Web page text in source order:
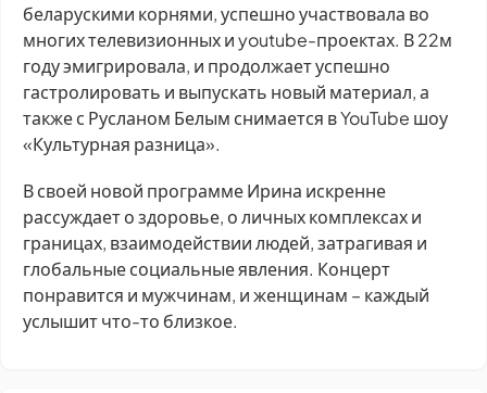
беларускими корнями, успешно участвовала во
многих телевизионных и youtube-проектах. В 22м
году эмигрировала, и продолжает успешно
гастролировать и выпускать новый материал, а
также с Русланом Белым снимается в YouTube шоу
«Культурная разница».
В своей новой программе Ирина искренне
рассуждает о здоровье, о личных комплексах и
границах, взаимодействии людей, затрагивая и
глобальные социальные явления. Концерт
понравится и мужчинам, и женщинам – каждый
услышит что-то близкое.